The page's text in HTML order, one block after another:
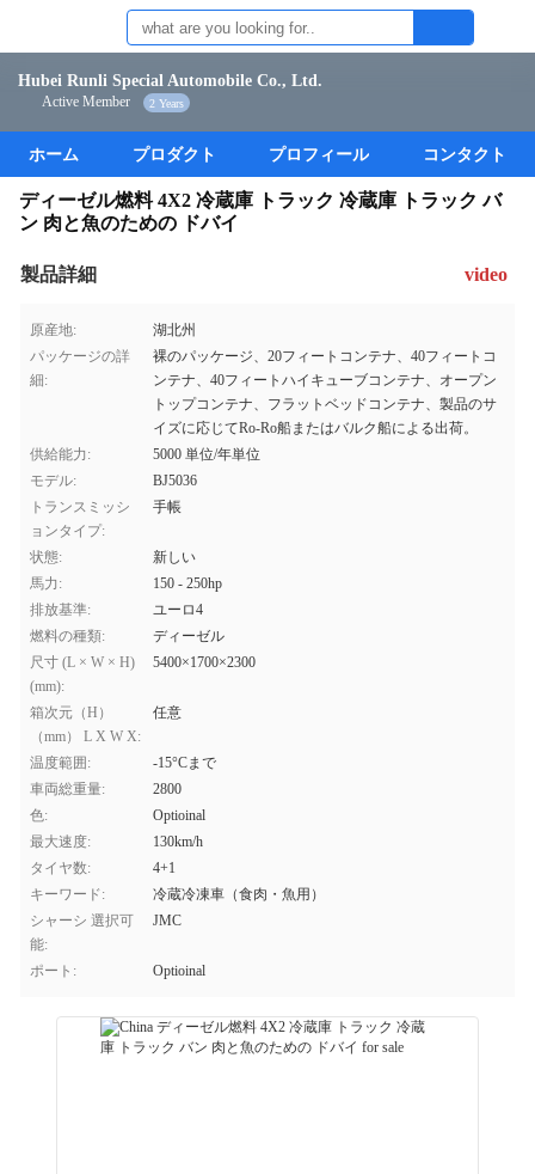
Hubei Runli Special Automobile Co., Ltd.
Active Member 2 Years
ホーム プロダクト プロフィール コンタクト
ディーゼル燃料 4X2 冷蔵庫 トラック 冷蔵庫 トラック バ
ン 肉と魚のための ドバイ
製品詳細 video
原産地:
湖北州
パッケージの詳
細:
裸のパッケージ、20フィートコンテナ、40フィートコ
ンテナ、40フィートハイキューブコンテナ、オープン
トップコンテナ、フラットベッドコンテナ、製品のサ
イズに応じてRo-Ro船またはバルク船による出荷。
供給能力:
5000 単位/年単位
モデル:
BJ5036
トランスミッシ
ョンタイプ:
手帳
状態:
新しい
馬力:
150 - 250hp
排放基準:
ユーロ4
燃料の種類:
ディーゼル
尺寸 (L × W × H)
(mm):
5400×1700×2300
箱次元（H）
（mm） L X W X:
任意
温度範囲:
-15°Cまで
車両総重量:
2800
色:
Optioinal
最大速度:
130km/h
タイヤ数:
4+1
キーワード:
冷蔵冷凍車（食肉・魚用）
シャーシ 選択可
能:
JMC
ポート: Optioinal